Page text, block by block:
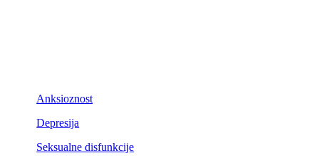
Anksioznost
Depresija
Seksualne disfunkcije